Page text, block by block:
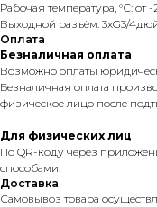
Рабочая температура, °С: от
Выходной разъём: 3хG3/
Оплата
Безналичная оплата
Возможно оплаты
Безналичная оплата
физическое лицо после
Для физических лиц
По QR-коду через
способами.
Доставка
Самовывоз товара